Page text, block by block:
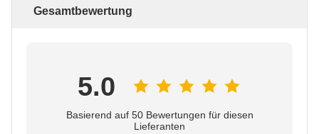
Gesamtbewertung
5.0
Basierend auf 50 Bewertungen für diesen
Lieferanten